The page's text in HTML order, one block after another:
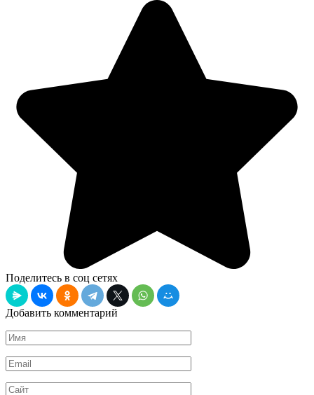
Поделитесь в соц сетях
Добавить комментарий
Имя
*
Email
*
Сайт